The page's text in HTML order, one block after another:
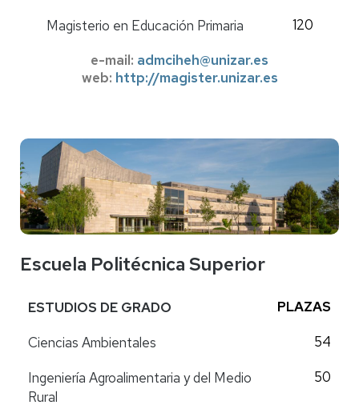
Magisterio en Educación Primaria
120
e-mail: admciheh@unizar.es
web: http://magister.unizar.es
Escuela Politécnica Superior
ESTUDIOS DE GRADO PLAZAS
Ciencias Ambientales 54
Ingeniería Agroalimentaria y del Medio
Rural
50